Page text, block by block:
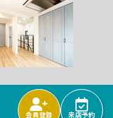
会員登録 来店予約